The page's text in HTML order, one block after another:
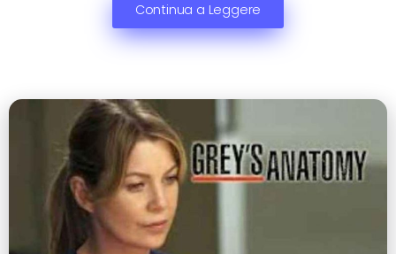
Continua a Leggere